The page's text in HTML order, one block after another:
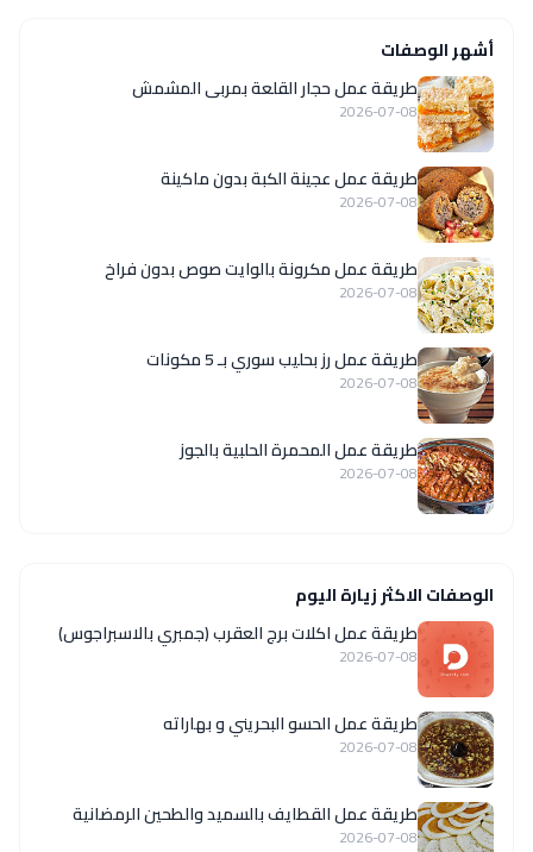
أشهر الوصفات
طريقة عمل حجار القلعة بمربى المشمش
2026-07-08
طريقة عمل عجينة الكبة بدون ماكينة
2026-07-08
طريقة عمل مكرونة بالوايت صوص بدون فراخ
2026-07-08
طريقة عمل رز بحليب سوري بـ 5 مكونات
2026-07-08
طريقة عمل المحمرة الحلبية بالجوز
2026-07-08
الوصفات الاكثر زيارة اليوم
طريقة عمل اكلات برج العقرب (جمبري بالاسبراجوس)
2026-07-08
طريقة عمل الحسو البحريني و بهاراته
2026-07-08
طريقة عمل القطايف بالسميد والطحين الرمضانية
2026-07-08